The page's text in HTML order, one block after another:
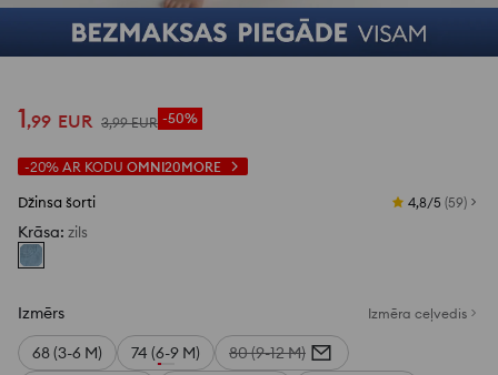
1,99 EUR 3,99 EUR -50%
-20% AR KODU OMNI20MORE
Džinsa šorti 4,8/5 (59)
Krāsa: zils
Izmērs Izmēra ceļvedis
68 (3-6 M) 74 (6-9 M)
80 (9-12 M)